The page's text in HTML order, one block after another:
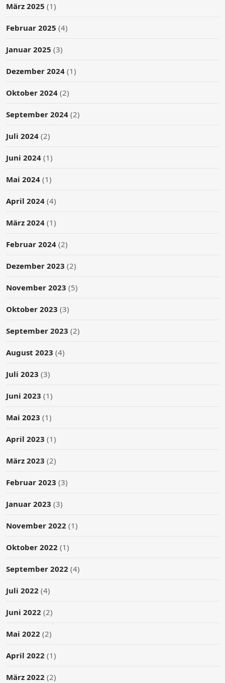
März 2025 (1)
Februar 2025 (4)
Januar 2025 (3)
Dezember 2024 (1)
Oktober 2024 (2)
September 2024 (2)
Juli 2024 (2)
Juni 2024 (1)
Mai 2024 (1)
April 2024 (4)
März 2024 (1)
Februar 2024 (2)
Dezember 2023 (2)
November 2023 (5)
Oktober 2023 (3)
September 2023 (2)
August 2023 (4)
Juli 2023 (3)
Juni 2023 (1)
Mai 2023 (1)
April 2023 (1)
März 2023 (2)
Februar 2023 (3)
Januar 2023 (3)
November 2022 (1)
Oktober 2022 (1)
September 2022 (4)
Juli 2022 (4)
Juni 2022 (2)
Mai 2022 (2)
April 2022 (1)
März 2022 (2)